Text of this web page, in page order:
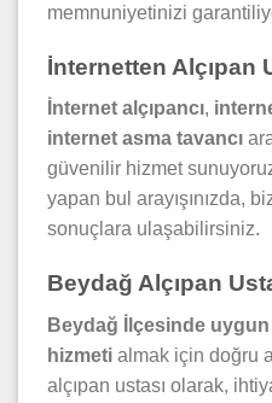
memnuniyetinizi
İnternetten Alçıpan
İnternet alçıpancı,
internet asma tavancı
güvenilir hizmet
yapan bul arayışınızda,
sonuçlara ulaşabilirsiniz.
Beydağ Alçıpan
Beydağ İlçesinde
hizmeti almak için doğru
alçıpan ustası olarak,